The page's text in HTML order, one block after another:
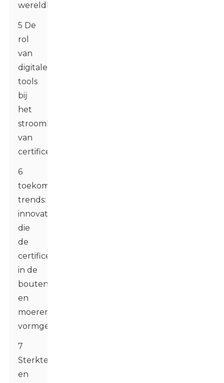
wereldhandel
5 De
rol
van
digitale
tools
bij
het
stroomlijnen
van
certificeringsprocessen
6
toekomstige
trends:
innovaties
die
de
certificeringen
in de
bouten-
en
moerenindustrie
vormgeven
7
Sterkte
en